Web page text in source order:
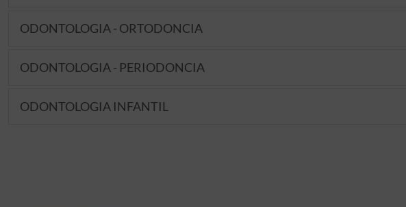
ODONTOLOGIA - ORTODONCIA
ODONTOLOGIA - PERIODONCIA
ODONTOLOGIA INFANTIL